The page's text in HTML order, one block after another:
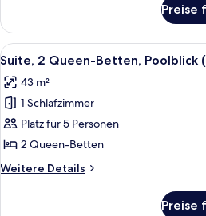
2 Queen-
Betten
(Caribe)
Preise
Alle
Fotos
für
Suite,
2 Queen-
Betten,
Poolblick
(Caribe)
Ein
6
Suite, 2 Queen-Betten, Poolblick
43 m²
1 Schlafzimmer
Platz für 5 Personen
2 Queen-Betten
Weitere Details
Weitere
Preise